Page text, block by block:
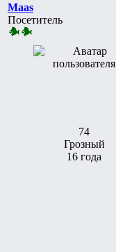
Maas
Посетитель
74
Грозный
16 года